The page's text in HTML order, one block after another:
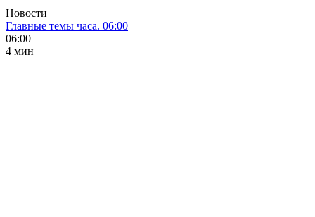
Новости
Главные темы часа. 06:00
06:00
4 мин